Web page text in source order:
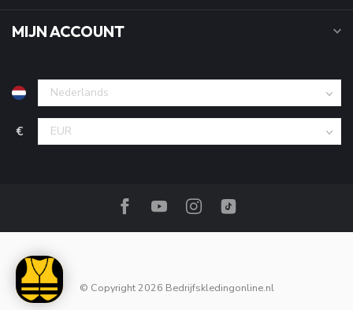
MIJN ACCOUNT
€
© Copyright 2026 Bedrijfskledingonline.nl